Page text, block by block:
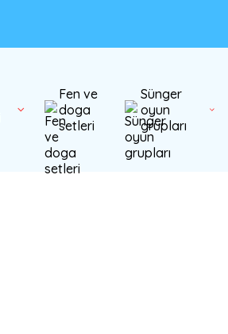
Fen ve
doga
setleri
Sünger
oyun
grupları